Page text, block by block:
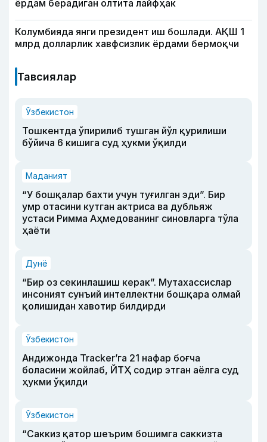
ёрдам берадиган олтита лайфҳак
Колумбияда янги президент иш бошлади. АҚШ 1
млрд долларлик хавфсизлик ёрдами бермоқчи
Тавсиялар
Ўзбекистон
Тошкентда ўпирилиб тушган йўл қурилиши
бўйича 6 кишига суд ҳукми ўқилди
Маданият
“У бошқалар бахти учун туғилган эди”. Бир
умр отасини кутган актриса ва дубльяж
устаси Римма Аҳмедованинг синовларга тўла
ҳаёти
Дунё
“Бир оз секинлашиш керак”. Мутахассислар
инсоният сунъий интеллектни бошқара олмай
қолишидан хавотир билдирди
Ўзбекистон
Андижонда Tracker’га 21 нафар боғча
боласини жойлаб, ЙТҲ содир этган аёлга суд
ҳукми ўқилди
Ўзбекистон
“Саккиз қатор шеърим бошимга саккизта